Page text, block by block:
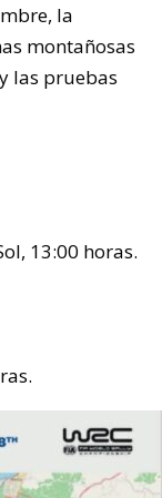
la
montañosas
las pruebas
13:00 horas.